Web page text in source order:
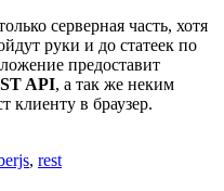
серверная часть, хотя
руки и до статеек по
предоставит
API, а так же неким
клиенту в браузер.
, rest